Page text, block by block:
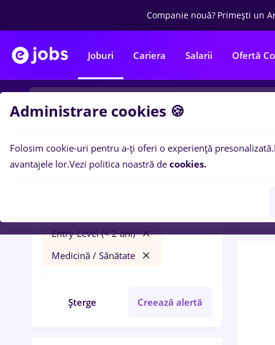
Companie nouă? Primești un
Joburi Cariera Salarii Ofertă
Filtre
Entry-Level (< 2 ani)
Medicină / Sănătate
Șterge Creează alertă
0
Administrare cookies 🍪
Folosim cookie-uri pentru a-ți oferi o experiență presonalizată.
avantajele lor.Vezi politica noastră de cookies.